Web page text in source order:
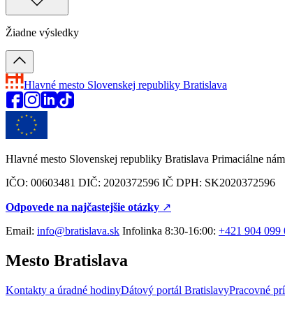
Žiadne výsledky
Hlavné mesto Slovenskej republiky Bratislava
Hlavné mesto Slovenskej republiky Bratislava Primaciálne
IČO: 00603481 DIČ: 2020372596 IČ DPH: SK2020372596
Odpovede na najčastejšie otázky ↗︎
Email: info@bratislava.sk Infolinka 8:30-16:00: +421 904 099
Mesto Bratislava
Kontakty a úradné hodinyDátový portál BratislavyPracovné